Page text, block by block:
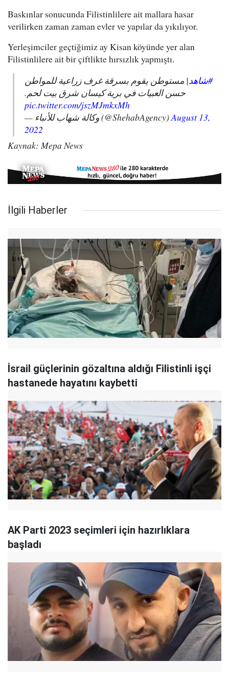
Baskınlar sonucunda Filistinlilere ait mallara hasar
verilirken zaman zaman evler ve yapılar da yıkılıyor.
Yerleşimciler geçtiğimiz ay Kisan köyünde yer alan
Filistinlilere ait bir çiftlikte hırsızlık yapmıştı.
#شاهد| مستوطن يقوم بسرقة غرف زراعية للمواطن
حسن العبيات في برية كيسان شرق بيت لحم.
pic.twitter.com/jszMJmkxMh
— وكالة شهاب للأنباء (@ShehabAgency)August 13,
2022
Kaynak: Mepa News
İlgili Haberler
İsrail güçlerinin gözaltına aldığı Filistinli işçi
hastanede hayatını kaybetti
AK Parti 2023 seçimleri için hazırlıklara
başladı